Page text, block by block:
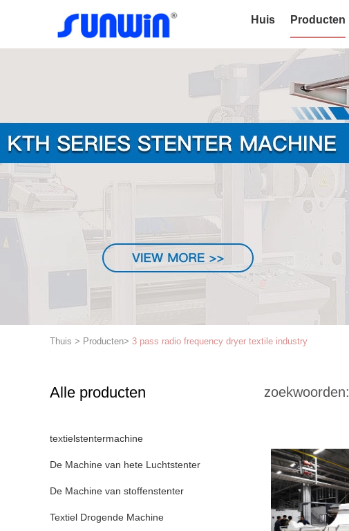
Huis Producten
Thuis > Producten> 3 pass radio frequency dryer textile industry
Alle producten
textielstentermachine
De Machine van hete Luchtstenter
De Machine van stoffenstenter
Textiel Drogende Machine
zoekwoorden: